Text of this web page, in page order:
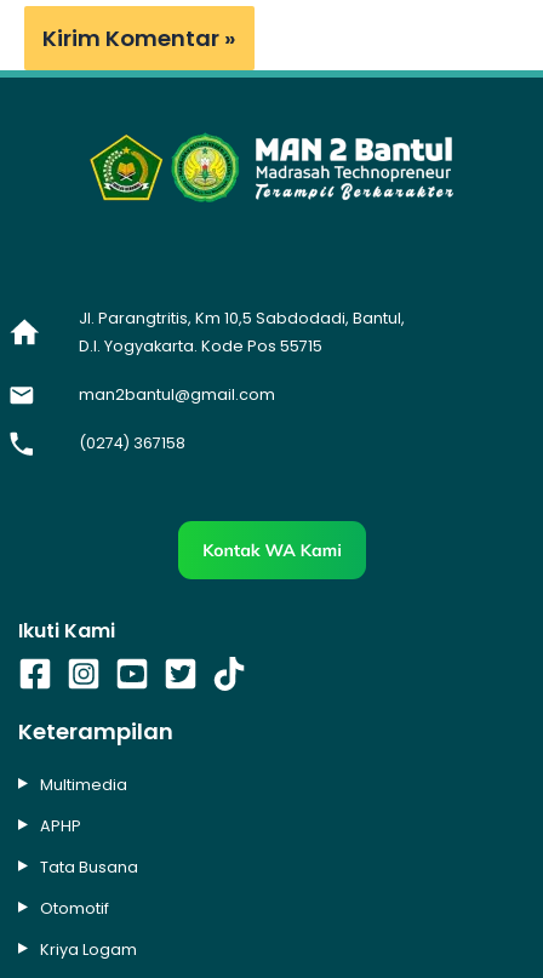
Jl. Parangtritis, Km 10,5 Sabdodadi, Bantul,
D.I. Yogyakarta. Kode Pos 55715
man2bantul@gmail.com
(0274) 367158
Ikuti Kami
Keterampilan
Multimedia
APHP
Tata Busana
Otomotif
Kriya Logam